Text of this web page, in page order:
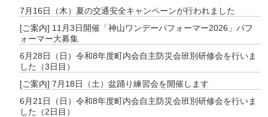
7月16日（木）夏の交通安全キャンペーンが行われました
[ご案内] 11月3日開催「神山ワンデーパフォーマー2026」パフ
ォーマー大募集
6月28日（日）令和8年度町内会自主防災会班別研修会を行いま
した（3日目）
[ご案内] 7月18日（土）盆踊り練習会を開催します
6月21日（日）令和8年度町内会自主防災会班別研修会を行いま
した（2日目）